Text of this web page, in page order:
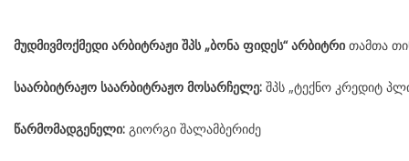
მუდმივმოქმედი არბიტრაჟი შპს „ბონა ფიდეს“ არბიტრი თამთა
საარბიტრაჟო საარბიტრაჟო მოსარჩელე: შპს „ტექნო კრედიტ
წარმომადგენელი: გიორგი შალამბერიძე